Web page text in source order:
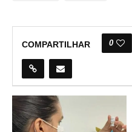
COMPARTILHAR 0